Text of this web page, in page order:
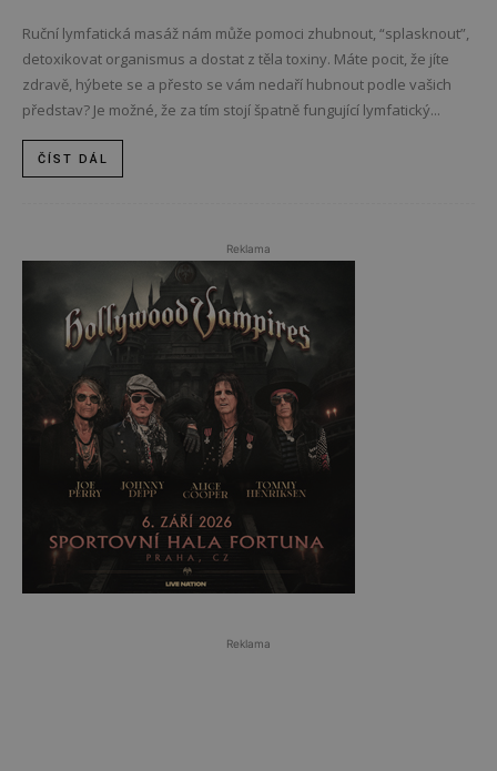
Ruční lymfatická masáž nám může pomoci zhubnout, “splasknout”,
detoxikovat organismus a dostat z těla toxiny. Máte pocit, že jíte
zdravě, hýbete se a přesto se vám nedaří hubnout podle vašich
představ? Je možné, že za tím stojí špatně fungující lymfatický...
ČÍST DÁL
Reklama
Reklama